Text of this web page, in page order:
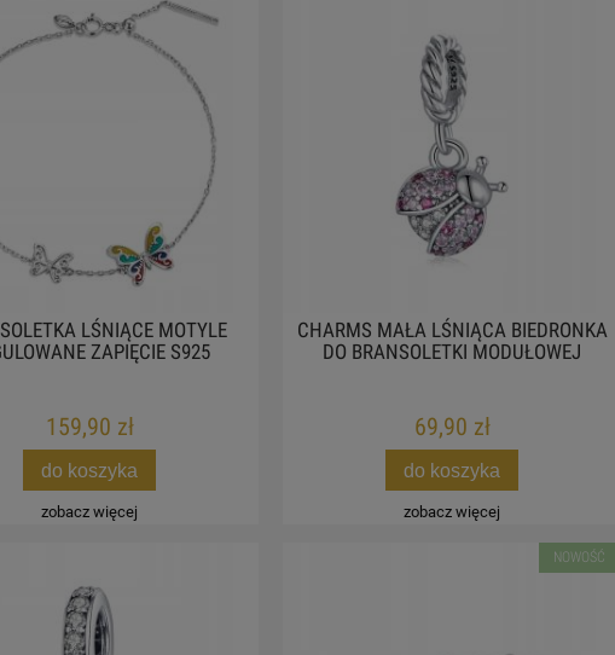
LŚNIĄCE MOTYLE
ZAPIĘCIE S925
159,90 zł
do koszyka
zobacz więcej
CHARMS MAŁA LŚNIĄCA BIEDRONKA
DO BRANSOLETKI MODUŁOWEJ
69,90 zł
do koszyka
zobacz więcej
NOWOŚĆ